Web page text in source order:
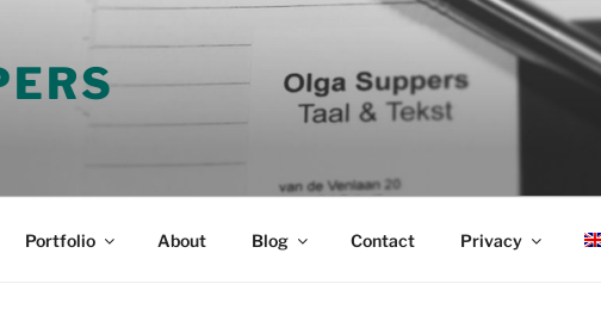
Portfolio About Blog Contact Privacy